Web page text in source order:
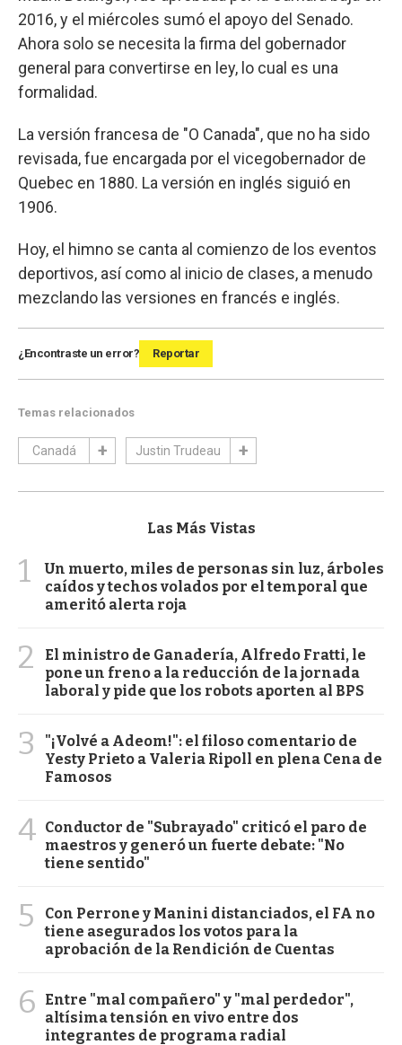
2016, y el miércoles sumó el apoyo del Senado.
Ahora solo se necesita la firma del gobernador
general para convertirse en ley, lo cual es una
formalidad.
La versión francesa de "O Canada", que no ha sido
revisada, fue encargada por el vicegobernador de
Quebec en 1880. La versión en inglés siguió en
1906.
Hoy, el himno se canta al comienzo de los eventos
deportivos, así como al inicio de clases, a menudo
mezclando las versiones en francés e inglés.
¿Encontraste un error? Reportar
Temas relacionados
Canadá Justin Trudeau
Las Más Vistas
1
Un muerto, miles de personas sin luz, árboles
caídos y techos volados por el temporal que
ameritó alerta roja
2
El ministro de Ganadería, Alfredo Fratti, le
pone un freno a la reducción de la jornada
laboral y pide que los robots aporten al BPS
3
"¡Volvé a Adeom!": el filoso comentario de
Yesty Prieto a Valeria Ripoll en plena Cena de
Famosos
4 Conductor de "Subrayado" criticó el paro de
maestros y generó un fuerte debate: "No
tiene sentido"
5
Con Perrone y Manini distanciados, el FA no
tiene asegurados los votos para la
aprobación de la Rendición de Cuentas
6
Entre "mal compañero" y "mal perdedor",
altísima tensión en vivo entre dos
integrantes de programa radial